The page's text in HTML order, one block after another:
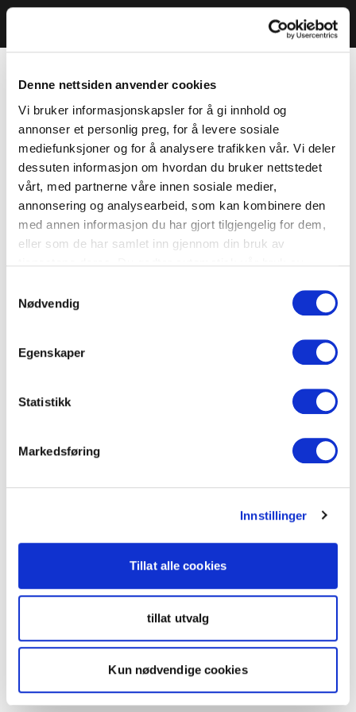
Denne nettsiden anvender cookies
Vi bruker informasjonskapsler for å gi innhold og
annonser et personlig preg, for å levere sosiale
mediefunksjoner og for å analysere trafikken vår. Vi deler
dessuten informasjon om hvordan du bruker nettstedet
vårt, med partnerne våre innen sosiale medier,
annonsering og analysearbeid, som kan kombinere den
med annen informasjon du har gjort tilgjengelig for dem,
eller som de har samlet inn gjennom din bruk av
Nødvendig
Egenskaper
Statistikk
Markedsføring
Innstillinger
Tillat alle cookies
tillat utvalg
Kun nødvendige cookies